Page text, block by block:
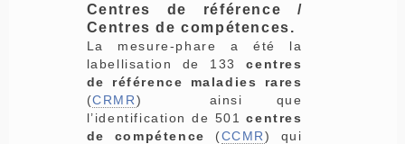
Centres de référence /
Centres de compétences.
La mesure-phare a été la
labellisation de 133centres
de référence maladies rares
(CRMR) ainsi que
l’identification de 501centres
de compétence
(CCMR) qui